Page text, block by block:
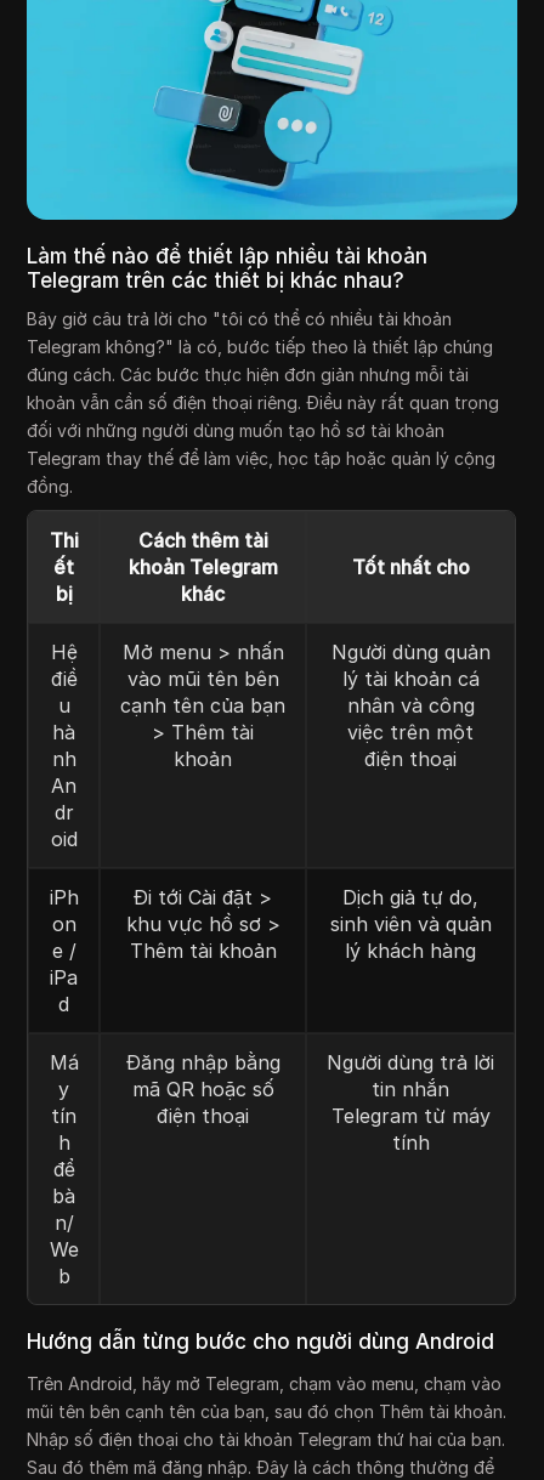
Làm thế nào để thiết lập nhiều tài khoản
Telegram trên các thiết bị khác nhau?
Bây giờ câu trả lời cho "tôi có thể có nhiều tài khoản
Telegram không?" là có, bước tiếp theo là thiết lập chúng
đúng cách. Các bước thực hiện đơn giản nhưng mỗi tài
khoản vẫn cần số điện thoại riêng. Điều này rất quan trọng
đối với những người dùng muốn tạo hồ sơ tài khoản
Telegram thay thế để làm việc, học tập hoặc quản lý cộng
đồng.
Thi
ết
bị
Cách thêm tài
khoản Telegram
khác
Tốt nhất cho
Hệ
điề
u
hà
nh
An
dr
oid
Mở menu > nhấn
vào mũi tên bên
cạnh tên của bạn
> Thêm tài
khoản
Người dùng quản
lý tài khoản cá
nhân và công
việc trên một
điện thoại
iPh
on
e /
iPa
d
Đi tới Cài đặt >
khu vực hồ sơ >
Thêm tài khoản
Dịch giả tự do,
sinh viên và quản
lý khách hàng
Má
y
tín
h
để
bà
n/
We
b
Đăng nhập bằng
mã QR hoặc số
điện thoại
Người dùng trả lời
tin nhắn
Telegram từ máy
tính
Hướng dẫn từng bước cho người dùng Android
Trên Android, hãy mở Telegram, chạm vào menu, chạm vào
mũi tên bên cạnh tên của bạn, sau đó chọn Thêm tài khoản.
Nhập số điện thoại cho tài khoản Telegram thứ hai của bạn.
Sau đó thêm mã đăng nhập. Đây là cách thông thường để